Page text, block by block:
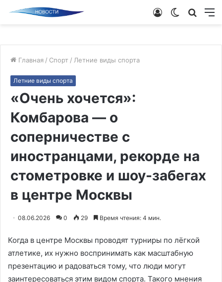
Поиск
Switch
Войти
Главная / Спорт / Летние виды спорта
Летние виды спорта
«Очень хочется»:
Комбарова — о
соперничестве с
иностранцами, рекорде на
стометровке и шоу-забегах
в центре Москвы
08.06.2026 0 29 Время чтения: 4 мин.
Когда в центре Москвы проводят турниры по лёгкой
атлетике, их нужно воспринимать как масштабную
презентацию и радоваться тому, что люди могут
заинтересоваться этим видом спорта. Такого мнения